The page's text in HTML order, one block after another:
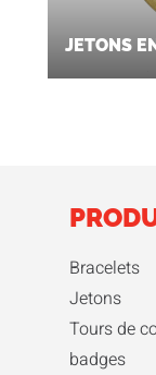
JETONS
Bracelets
Jetons
Tours de
badges